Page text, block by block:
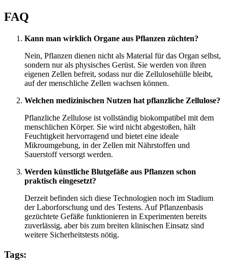
FAQ
Kann man wirklich Organe aus Pflanzen züchten?
Nein, Pflanzen dienen nicht als Material für das Organ selbst,
sondern nur als physisches Gerüst. Sie werden von ihren
eigenen Zellen befreit, sodass nur die Zellulosehülle bleibt,
auf der menschliche Zellen wachsen können.
Welchen medizinischen Nutzen hat pflanzliche Zellulose?
Pflanzliche Zellulose ist vollständig biokompatibel mit dem
menschlichen Körper. Sie wird nicht abgestoßen, hält
Feuchtigkeit hervorragend und bietet eine ideale
Mikroumgebung, in der Zellen mit Nährstoffen und
Sauerstoff versorgt werden.
Werden künstliche Blutgefäße aus Pflanzen schon
praktisch eingesetzt?
Derzeit befinden sich diese Technologien noch im Stadium
der Laborforschung und des Testens. Auf Pflanzenbasis
gezüchtete Gefäße funktionieren in Experimenten bereits
zuverlässig, aber bis zum breiten klinischen Einsatz sind
weitere Sicherheitstests nötig.
Tags: